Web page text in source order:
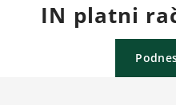
IN platni